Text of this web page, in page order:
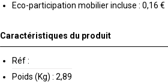
Eco-participation mobilier incluse : 0,16 €
Caractéristiques du produit
Réf :
Poids (Kg) : 2,89